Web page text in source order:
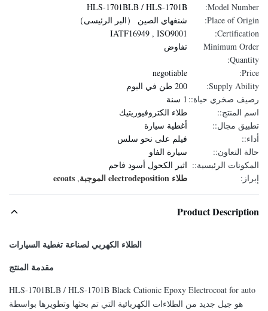
Model Number:
HLS-1701BLB / HLS-1701B
Place of Origin:
شنغهاي الصين （البر الرئيسى）
Certification:
IATF16949 , ISO9001
Minimum Order
Quantity:
تفاوض
Price:
negotiable
Supply Ability:
200 طن في اليوم
رصيف صخري حياة:: 1 سنة
اسم المنتج::
طلاء الكتروفيوريتيك
تطبيق مجال::
أغطية سيارة
أداء::
فيلم على نحو سلس
حالة التعاون::
سيارة الفاو
المكونات الرئيسية:: اثير الكحول أسود فاحم
إبراز:
طلاء electrodeposition الموجبة ,
ecoats
Product Description
الطلاء الكهربي لصناعة تغطية السيارات
مقدمة المنتج
HLS-1701BLB / HLS-1701B Black Cationic Epoxy Electrocoat for auto
هو جيل جديد من الطلاءات الكهربائية التي تم بحثها وتطويرها بواسطة